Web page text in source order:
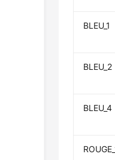
BLEU_1
BLEU_2
BLEU_4